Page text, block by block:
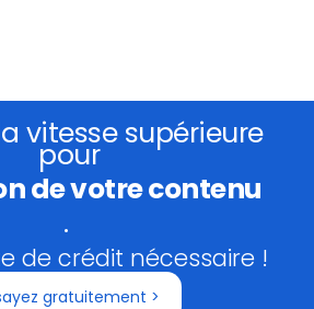
vitesse supérieure
pour
de votre contenu
.
de crédit nécessaire !
gratuitement >